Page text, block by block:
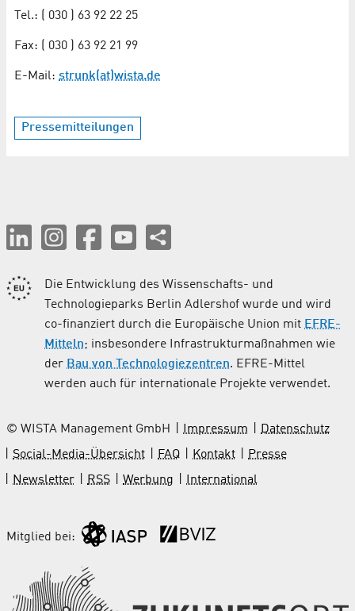
Tel.: ( 030 ) 63 92 22 25
Fax: ( 030 ) 63 92 21 99
E-Mail: strunk(at)wista.de
Pressemitteilungen
Die Entwicklung des Wissenschafts- und
Technologieparks Berlin Adlershof wurde und wird
co-finanziert durch die Europäische Union mit EFRE-
Mitteln; insbesondere Infrastrukturmaßnahmen wie
der Bau von Technologiezentren. EFRE-Mittel
werden auch für internationale Projekte verwendet.
© WISTA Management GmbH Impressum
Datenschutz
Social-Media-Übersicht
FAQ Kontakt
Presse
Newsletter
RSS Werbung International
Mitglied bei: